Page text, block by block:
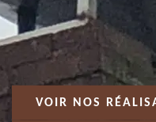
VOIR NOS